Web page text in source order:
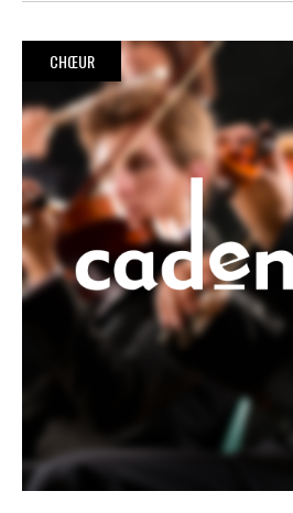
CHŒUR